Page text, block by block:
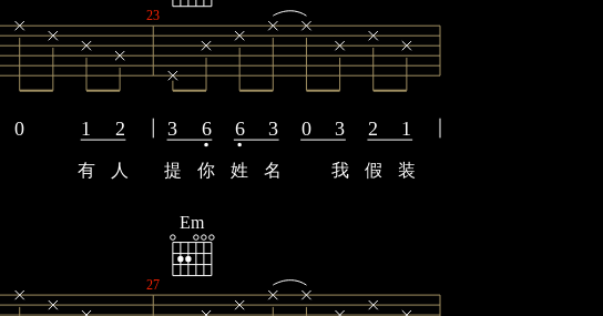
0 1 2
有 人
23
3 6 6 3 0 3 2 1
提 你 姓 名 我 假 装
27
Em